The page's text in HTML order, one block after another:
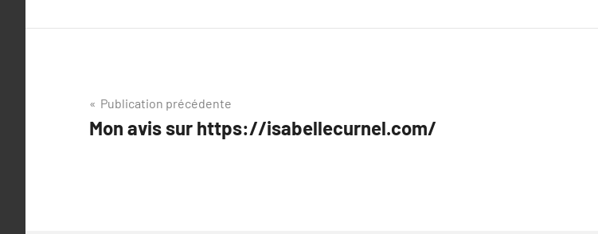
Navigation
de
Publication précédente
Mon avis sur https://isabellecurnel.com/